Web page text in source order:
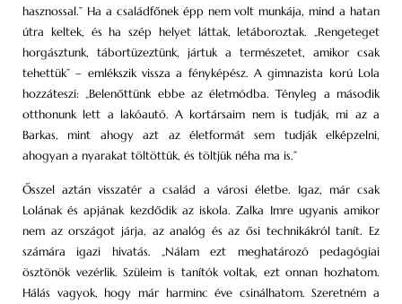
hasznossal.” Ha a családfőnek épp nem volt munkája, mind a hatan
útra keltek, és ha szép helyet láttak, letáboroztak. „Rengeteget
horgásztunk, tábortüzeztünk, jártuk a természetet, amikor csak
tehettük” – emlékszik vissza a fényképész. A gimnazista korú Lola
hozzáteszi: „Belenőttünk ebbe az életmódba. Tényleg a második
otthonunk lett a lakóautó. A kortársaim nem is tudják, mi az a
Barkas, mint ahogy azt az életformát sem tudják elképzelni,
ahogyan a nyarakat töltöttük, és töltjük néha ma is.”
Ősszel aztán visszatér a család a városi életbe. Igaz, már csak
Lolának és apjának kezdődik az iskola. Zalka Imre ugyanis amikor
nem az országot járja, az analóg és az ősi technikákról tanít. Ez
számára igazi hivatás. „Nálam ezt meghatározó pedagógiai
ösztönök vezérlik. Szüleim is tanítók voltak, ezt onnan hozhatom.
Hálás vagyok, hogy már harminc éve csinálhatom. Szeretném a